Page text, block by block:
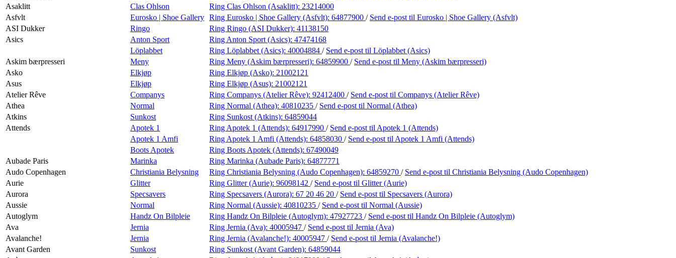
Asaklitt
Clas Ohlson Ring Clas Ohlson (Asaklitt): 23214000
Asfvlt
Eurosko | Shoe Gallery Ring Eurosko | Shoe Gallery (Asfvlt): 64877900 / Send e-post til Eurosko | Shoe Gallery (Asfvlt)
ASI Dukker
Ringo Ring Ringo (ASI Dukker): 41138150
Asics
Anton Sport Ring Anton Sport (Asics): 47474168
Löplabbet
Ring Löplabbet (Asics): 40004884 / Send e-post til Löplabbet (Asics)
Askim bærpresseri
Meny Ring Meny (Askim bærpresseri): 64859900 / Send e-post til Meny (Askim bærpresseri)
Asko
Elkjøp Ring Elkjøp (Asko): 21002121
Asus
Elkjøp Ring Elkjøp (Asus): 21002121
Atelier Rêve
Companys Ring Companys (Atelier Rêve): 92412400 / Send e-post til Companys (Atelier Rêve)
Athea
Normal Ring Normal (Athea): 40810235 / Send e-post til Normal (Athea)
Atkins
Sunkost Ring Sunkost (Atkins): 64859044
Attends
Apotek 1 Ring Apotek 1 (Attends): 64917990 / Send e-post til Apotek 1 (Attends)
Apotek 1 Amfi
Ring Apotek 1 Amfi (Attends): 64858030 / Send e-post til Apotek 1 Amfi (Attends)
Boots Apotek
Ring Boots Apotek (Attends): 67490049
Aubade Paris
Marinka Ring Marinka (Aubade Paris): 64877771
Audo Copenhagen
Christiania Belysning Ring Christiania Belysning (Audo Copenhagen): 64859270 / Send e-post til Christiania Belysning (Audo Copenhagen)
Aurie
Glitter Ring Glitter (Aurie): 96098142 / Send e-post til Glitter (Aurie)
Aurora
Specsavers Ring Specsavers (Aurora): 67 20 46 20 / Send e-post til Specsavers (Aurora)
Aussie
Normal Ring Normal (Aussie): 40810235 / Send e-post til Normal (Aussie)
Autoglym
Handz On Bilpleie Ring Handz On Bilpleie (Autoglym): 47927723 / Send e-post til Handz On Bilpleie (Autoglym)
Ava
Jernia Ring Jernia (Ava): 40005947 / Send e-post til Jernia (Ava)
Avalanche!
Jernia Ring Jernia (Avalanche!): 40005947 / Send e-post til Jernia (Avalanche!)
Avant Garden
Sunkost Ring Sunkost (Avant Garden): 64859044